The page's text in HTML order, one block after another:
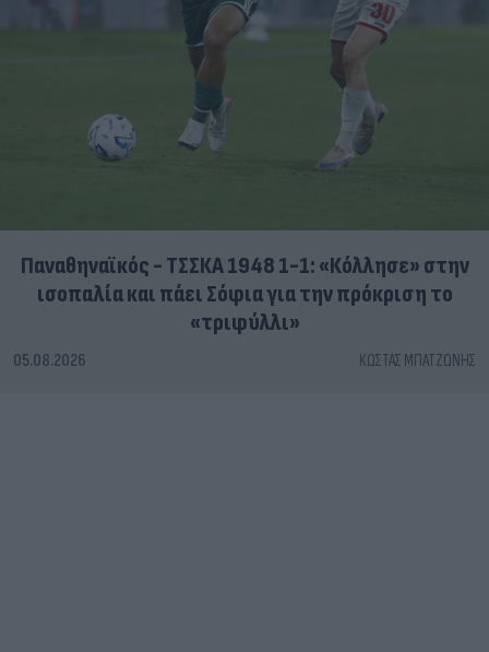
Παναθηναϊκός - ΤΣΣΚΑ 1948 1-1: «Κόλλησε» στην
ισοπαλία και πάει Σόφια για την πρόκριση το
«τριφύλλι»
05.08.2026 ΚΏΣΤΑΣ ΜΠΑΤΖΏΝΗΣ